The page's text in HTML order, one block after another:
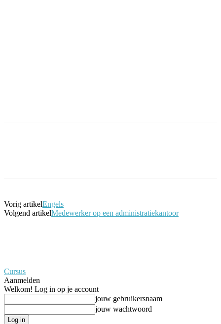
Vorig artikelEngels
Volgend artikelMedewerker op een administratiekantoor
Cursus
Aanmelden
Welkom! Log in op je account
jouw gebruikersnaam
jouw wachtwoord